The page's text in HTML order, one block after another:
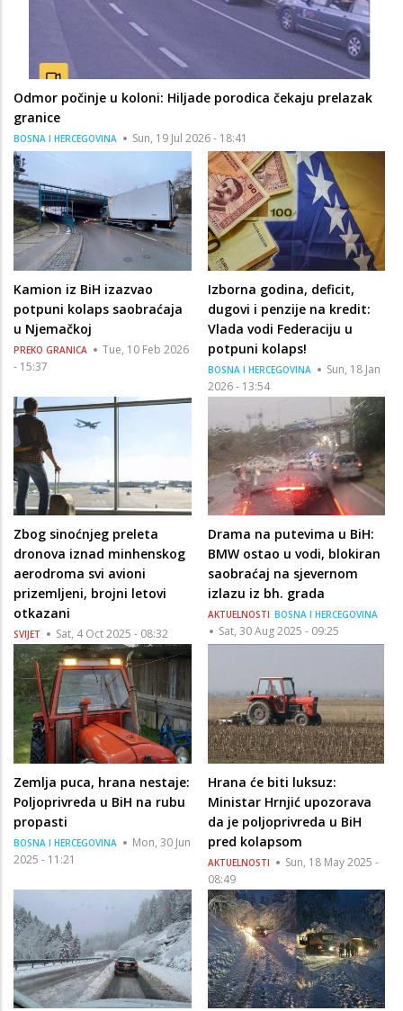
Odmor počinje u koloni: Hiljade porodica čekaju prelazak
granice
BOSNA I HERCEGOVINA Sun, 19 Jul 2026 - 18:41
Kamion iz BiH izazvao
potpuni kolaps saobraćaja
u Njemačkoj
PREKO GRANICA
Tue, 10 Feb 2026
- 15:37
Izborna godina, deficit,
dugovi i penzije na kredit:
Vlada vodi Federaciju u
potpuni kolaps!
BOSNA I HERCEGOVINA
Sun, 18 Jan
2026 - 13:54
Zbog sinoćnjeg preleta
dronova iznad minhenskog
aerodroma svi avioni
prizemljeni, brojni letovi
otkazani
SVIJET Sat, 4 Oct 2025 - 08:32
Drama na putevima u BiH:
BMW ostao u vodi, blokiran
saobraćaj na sjevernom
izlazu iz bh. grada
AKTUELNOSTI BOSNA I HERCEGOVINA
Sat, 30 Aug 2025 - 09:25
Zemlja puca, hrana nestaje:
Poljoprivreda u BiH na rubu
propasti
BOSNA I HERCEGOVINA
Mon, 30 Jun
2025 - 11:21
Hrana će biti luksuz:
Ministar Hrnjić upozorava
da je poljoprivreda u BiH
pred kolapsom
AKTUELNOSTI
Sun, 18 May 2025 -
08:49